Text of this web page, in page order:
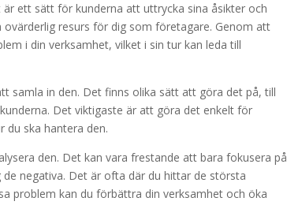
ett sätt för kunderna att uttrycka sina åsikter och
resurs för dig som företagare. Genom att
i din verksamhet, vilket i sin tur kan leda till
samla in den. Det finns olika sätt att göra det på, till
Det viktigaste är att göra det enkelt för
du ska hantera den.
den. Det kan vara frestande att bara fokusera på
negativa. Det är ofta där du hittar de största
problem kan du förbättra din verksamhet och öka